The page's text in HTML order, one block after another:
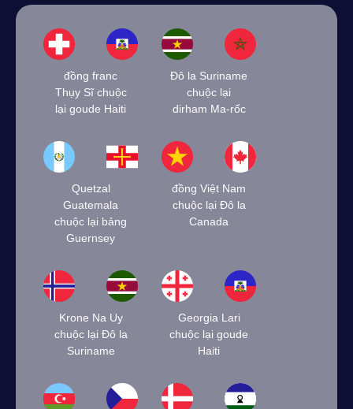
đồng franc
Thụy Sĩ chuộc
lại goude Haiti
Đô la Suriname
chuộc lại
dirham Ma-rốc
Quetzal
Guatemala
chuộc lại bảng
Guernsey
đồng Việt Nam
chuộc lại Đô la
Canada
Krone Na Uy
chuộc lại Đô la
Suriname
Georgia Lari
chuộc lại goude
Haiti